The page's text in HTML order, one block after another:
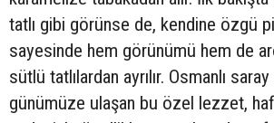
tatlı gibi görünse de, kendine özgü
sayesinde hem görünümü hem de
sütlü tatlılardan ayrılır. Osmanlı
günümüze ulaşan bu özel lezzet,